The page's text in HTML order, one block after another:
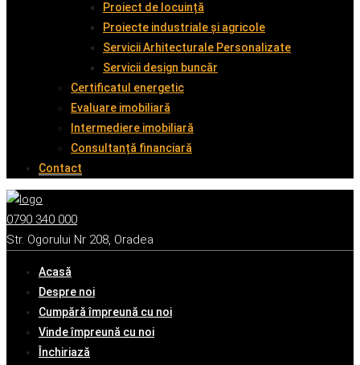
Proiect de locuință
Proiecte industriale și agricole
Servicii Arhitecturale Personalizate
Servicii design buncăr
Certificatul energetic
Evaluare imobiliară
Intermediere imobiliară
Consultanță financiară
Contact
0790 340 000
Str. Ogorului Nr 208, Oradea
Acasă
Despre noi
Cumpără împreună cu noi
Vinde împreună cu noi
Închiriază